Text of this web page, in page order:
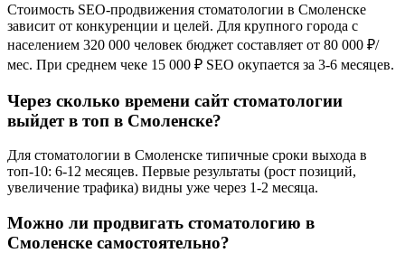
Стоимость SEO-продвижения стоматологии в Смоленске
зависит от конкуренции и целей. Для крупного города с
населением 320 000 человек бюджет составляет от 80 000 ₽/
мес. При среднем чеке 15 000 ₽ SEO окупается за 3-6 месяцев.
Через сколько времени сайт стоматологии
выйдет в топ в Смоленске?
Для стоматологии в Смоленске типичные сроки выхода в
топ-10: 6-12 месяцев. Первые результаты (рост позиций,
увеличение трафика) видны уже через 1-2 месяца.
Можно ли продвигать стоматологию в
Смоленске самостоятельно?